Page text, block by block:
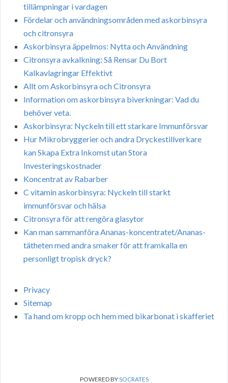
tillämpningar i vardagen
Fördelar och användningsområden med askorbinsyra
och citronsyra
Askorbinsyra äppelmos: Nytta och Användning
Citronsyra avkalkning: Så Rensar Du Bort
Kalkavlagringar Effektivt
Allt om Askorbinsyra och Citronsyra
Information om askorbinsyra biverkningar: Vad du
behöver veta.
Askorbinsyra: Nyckeln till ett starkare Immunförsvar
Hur Mikrobryggerier och andra Dryckestillverkare
kan Skapa Extra Inkomst utan Stora
Investeringskostnader
Koncentrat av Rabarber
C vitamin askorbinsyra: Nyckeln till starkt
immunförsvar och hälsa
Citronsyra för att rengöra glasytor
Kan man sammanföra Ananas-koncentratet/Ananas-
tätheten med andra smaker för att framkalla en
personligt tropisk dryck?
Privacy
Sitemap
Ta hand om kropp och hem med bikarbonat i skafferiet
POWERED BYSOCRATES